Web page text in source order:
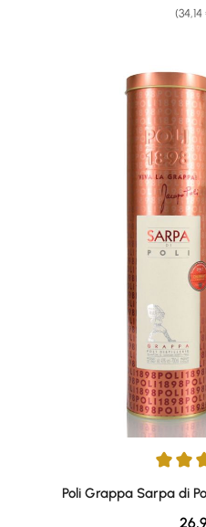
(34,14
Average rating of 4.9 out of 5
Poli Grappa Sarpa di